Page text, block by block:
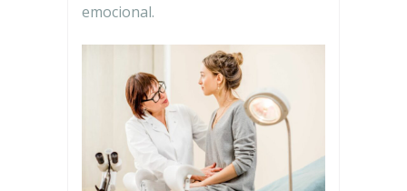
emocional.